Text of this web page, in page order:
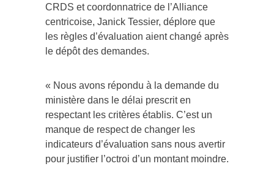
CRDS et coordonnatrice de l’Alliance
centricoise, Janick Tessier, déplore que
les règles d’évaluation aient changé après
le dépôt des demandes.
« Nous avons répondu à la demande du
ministère dans le délai prescrit en
respectant les critères établis. C’est un
manque de respect de changer les
indicateurs d’évaluation sans nous avertir
pour justifier l’octroi d’un montant moindre.